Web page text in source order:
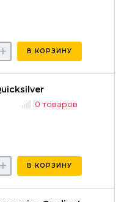
+ В КОРЗИНУ
0 товаров
+ В КОРЗИНУ